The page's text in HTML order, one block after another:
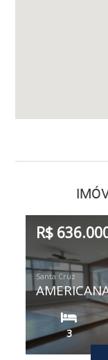
R$
Santa Cruz
3